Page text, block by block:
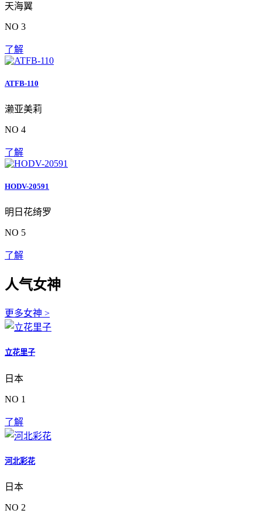
天海翼
NO 3
了解
ATFB-110
濑亚美莉
NO 4
了解
HODV-20591
明日花绮罗
NO 5
了解
人气女神
更多女神 >
立花里子
日本
NO 1
了解
河北彩花
日本
NO 2